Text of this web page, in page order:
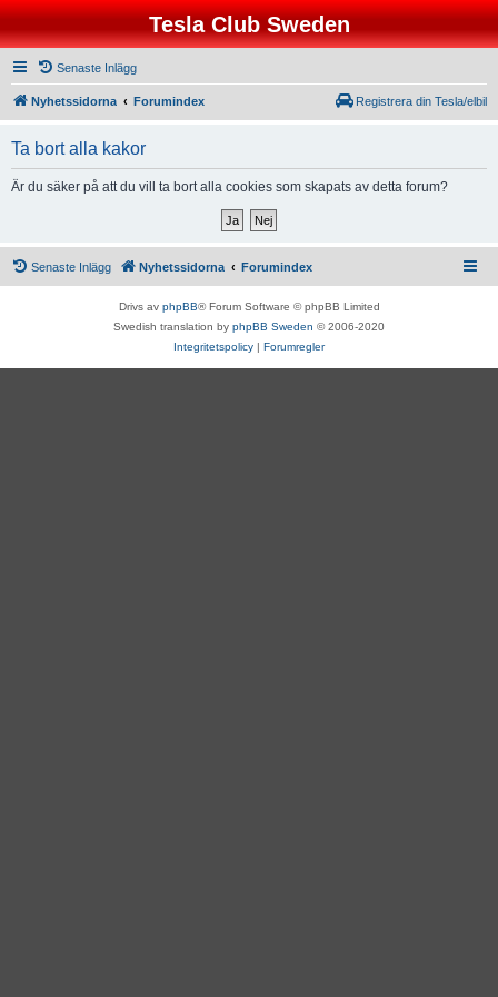
Tesla Club Sweden
Senaste Inlägg
Nyhetssidorna Forumindex Registrera din Tesla/elbil
Ta bort alla kakor
Är du säker på att du vill ta bort alla cookies som skapats av detta forum?
Senaste Inlägg Nyhetssidorna Forumindex
Drivs av phpBB® Forum Software © phpBB Limited
Swedish translation by phpBB Sweden © 2006-2020
Integritetspolicy | Forumregler